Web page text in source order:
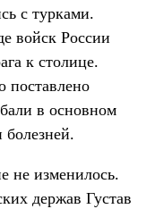
с турками.
войск России
к столице.
поставлено
в основном
болезней.
не изменилось.
держав Густав